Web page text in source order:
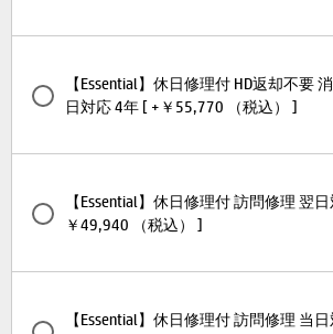
【Essential】休日修理付 HD返却不要
日対応 4年 [ +￥55,770 （税込） ]
【Essential】休日修理付 訪問修理 翌
￥49,940 （税込） ]
【Essential】休日修理付 訪問修理 当